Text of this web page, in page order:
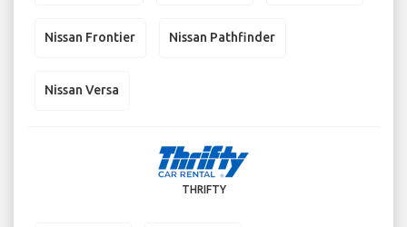
Nissan Frontier Nissan Pathfinder
Nissan Versa
THRIFTY